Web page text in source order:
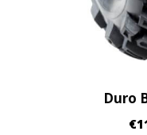
Duro
€